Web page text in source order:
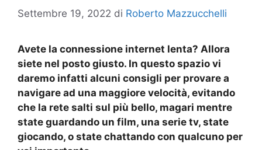
Settembre 19, 2022 di Roberto Mazzucchelli
Avete la connessione internet lenta? Allora
siete nel posto giusto. In questo spazio vi
daremo infatti alcuni consigli per provare a
navigare ad una maggiore velocità, evitando
che la rete salti sul più bello, magari mentre
state guardando un film, una serie tv, state
giocando, o state chattando con qualcuno per